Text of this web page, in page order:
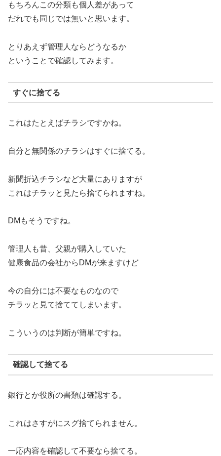
もちろんこの分類も個人差があって
だれでも同じでは無いと思います。
とりあえず管理人ならどうなるか
ということで確認してみます。
すぐに捨てる
これはたとえばチラシですかね。
自分と無関係のチラシはすぐに捨てる。
新聞折込チラシなど大量にありますが
これはチラッと見たら捨てられますね。
DMもそうですね。
管理人も昔、父親が購入していた
健康食品の会社からDMが来ますけど
今の自分には不要なものなので
チラッと見て捨ててしまいます。
こういうのは判断が簡単ですね。
確認して捨てる
銀行とか役所の書類は確認する。
これはさすがにスグ捨てられません。
一応内容を確認して不要なら捨てる。